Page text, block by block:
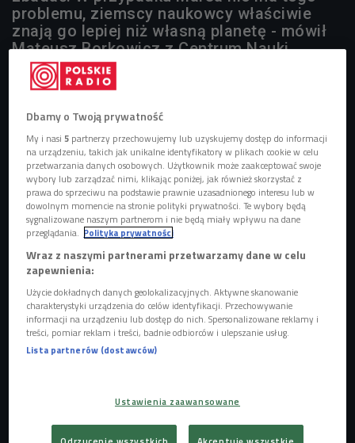
problemu, ziemscy naukowcy właściwie
znają go lepiej niż własną planetę - mówił
Mateusz Borkowicz z Centrum Nauki
Kopernik.
Pod jakimi warunkami byłoby możliwe życie na Marsie?
Foto:
Shutterstoc.com
Jeśli chcielibyśmy zamieszkać na Marsie, skafandry
kosmiczne byłyby nam niezbędne. - Na tej
Celsjusza, ciśnienie jest dla człowieka zbyt niskie, a
Obserwujemy zdjęcia z Marsa już od lat. Aktualnie działają
Dbamy o Twoją prywatność
My i nasi5 partnerzy przechowujemy lub uzyskujemy dostęp do informacji
na urządzeniu, takich jak unikalne identyfikatory w plikach cookie w celu
przetwarzania danych osobowych. Użytkownik może zaakceptować swoje
wybory lub zarządzać nimi, klikając poniżej, jak również skorzystać z
prawa do sprzeciwu na podstawie prawnie uzasadnionego interesu lub w
dowolnym momencie na stronie polityki prywatności. Te wybory będą
sygnalizowane naszym partnerom i nie będą miały wpływu na dane
przeglądania. Polityka prywatności
Wraz z naszymi partnerami przetwarzamy dane w celu
zapewnienia:
Użycie dokładnych danych geolokalizacyjnych. Aktywne skanowanie
charakterystyki urządzenia do celów identyfikacji. Przechowywanie
informacji na urządzeniu lub dostęp do nich. Spersonalizowane reklamy i
treści, pomiar reklam i treści, badnie odbiorców i ulepszanie usług.
Lista partnerów (dostawców)
Ustawienia zaawansowane